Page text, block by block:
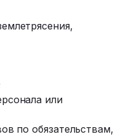
или
по обязательствам,